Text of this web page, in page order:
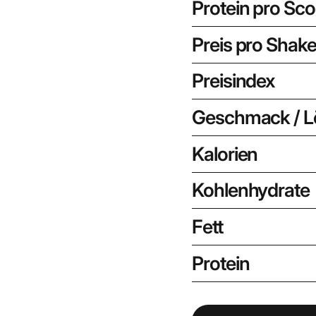
Protein pro
Preis pro Shake
Preisindex
Geschmack /
Kalorien
Kohlenhydrate
Fett
Protein